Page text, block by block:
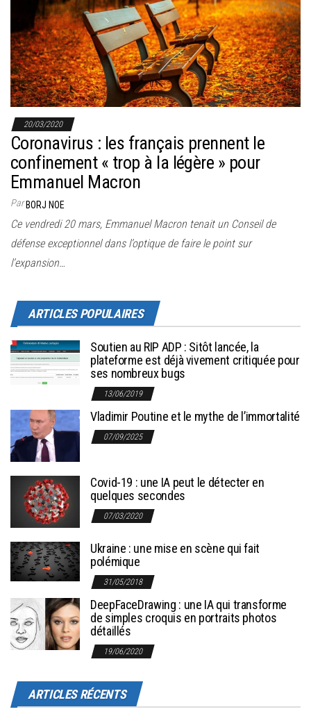
20/03/2020
Coronavirus : les français prennent le
confinement « trop à la légère » pour
Emmanuel Macron
ParBORJ NOE
Ce vendredi 20 mars, Emmanuel Macron tenait un Conseil de
défense exceptionnel dans l’optique de faire le point sur
l’expansion…
ARTICLES POPULAIRES
Soutien au RIP ADP : Sitôt lancée, la
plateforme est déjà vivement critiquée pour
ses nombreux bugs
13/06/2019
Vladimir Poutine et le mythe de l’immortalité
07/09/2025
Covid-19 : une IA peut le détecter en
quelques secondes
07/03/2020
Ukraine : une mise en scène qui fait
polémique
31/05/2018
DeepFaceDrawing : une IA qui transforme
de simples croquis en portraits photos
détaillés
19/06/2020
ARTICLES RÉCENTS